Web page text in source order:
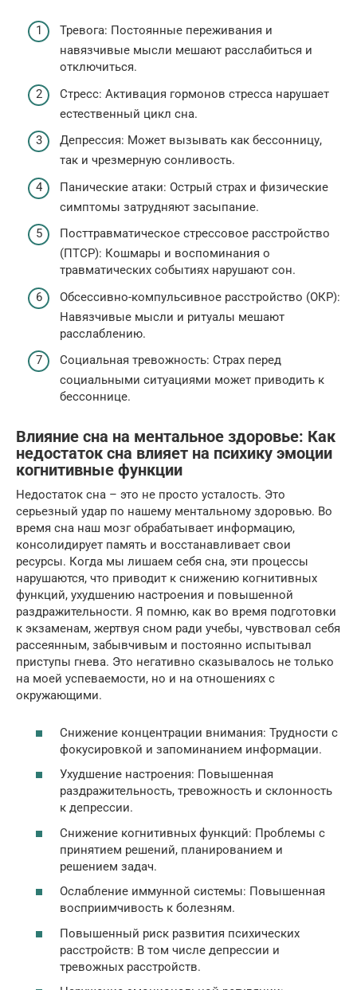
Тревога: Постоянные переживания и
навязчивые мысли мешают расслабиться и
отключиться.
Стресс: Активация гормонов стресса нарушает
естественный цикл сна.
Депрессия: Может вызывать как бессонницу,
так и чрезмерную сонливость.
Панические атаки: Острый страх и физические
симптомы затрудняют засыпание.
Посттравматическое стрессовое расстройство
(ПТСР): Кошмары и воспоминания о
травматических событиях нарушают сон.
Обсессивно-компульсивное расстройство (ОКР):
Навязчивые мысли и ритуалы мешают
расслаблению.
Социальная тревожность: Страх перед
социальными ситуациями может приводить к
бессоннице.
Влияние сна на ментальное здоровье: Как
недостаток сна влияет на психику эмоции
когнитивные функции
Недостаток сна – это не просто усталость. Это
серьезный удар по нашему ментальному здоровью. Во
время сна наш мозг обрабатывает информацию,
консолидирует память и восстанавливает свои
ресурсы. Когда мы лишаем себя сна, эти процессы
нарушаются, что приводит к снижению когнитивных
функций, ухудшению настроения и повышенной
раздражительности. Я помню, как во время подготовки
к экзаменам, жертвуя сном ради учебы, чувствовал себя
рассеянным, забывчивым и постоянно испытывал
приступы гнева. Это негативно сказывалось не только
на моей успеваемости, но и на отношениях с
окружающими.
Снижение концентрации внимания: Трудности с
фокусировкой и запоминанием информации.
Ухудшение настроения: Повышенная
раздражительность, тревожность и склонность
к депрессии.
Снижение когнитивных функций: Проблемы с
принятием решений, планированием и
решением задач.
Ослабление иммунной системы: Повышенная
восприимчивость к болезням.
Повышенный риск развития психических
расстройств: В том числе депрессии и
тревожных расстройств.